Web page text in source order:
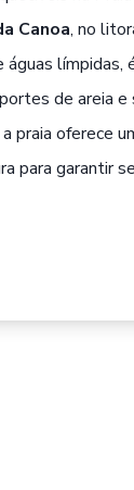
Canoa, no
límpidas,
de areia e
praia oferece
para garantir